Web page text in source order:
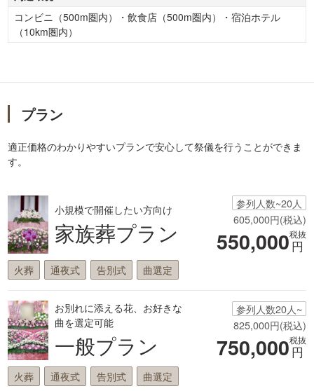
コンビニ（500m圏内）・飲食店（500m圏内）・宿泊ホテル
（10km圏内）
プラン
適正価格のわかりやすいプランで安心して祭儀を行うことができま
す。
小規模で開催したい方向け
家族葬プラン
参列人数~20人
605,000円(税込)
550,000税抜
円
火葬 通夜式 告別式 曲選定
お別れに添える花、お好きな
曲を選定可能
一般プラン
参列人数20人~
825,000円(税込)
750,000税抜
円
火葬 通夜式 告別式 曲選定